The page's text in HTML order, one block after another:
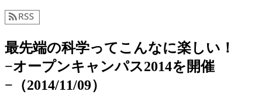
最先端の科学ってこんなに楽しい！
−オープンキャンパス2014を開催
−（2014/11/09）